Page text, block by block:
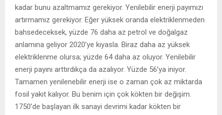
kadar bunu azaltmamız gerekiyor. Yenilebilir enerji payımızı
artırmamız gerekiyor. Eğer yüksek oranda elektriklenmeden
bahsedeceksek, yüzde 76 daha az petrol ve doğalgaz
anlamına geliyor 2020’ye kıyasla. Biraz daha az yüksek
elektriklenme olursa; yüzde 64 daha az oluyor. Yenilebilir
enerji payını arttırdıkça da azalıyor. Yüzde 56’ya iniyor.
Tamamen yenilenebilir enerji ise o zaman çok az miktarda
fosil yakıt kalıyor. Bu benim için çok kökten bir değişim.
1750’de başlayan ilk sanayi devrimi kadar kökten bir